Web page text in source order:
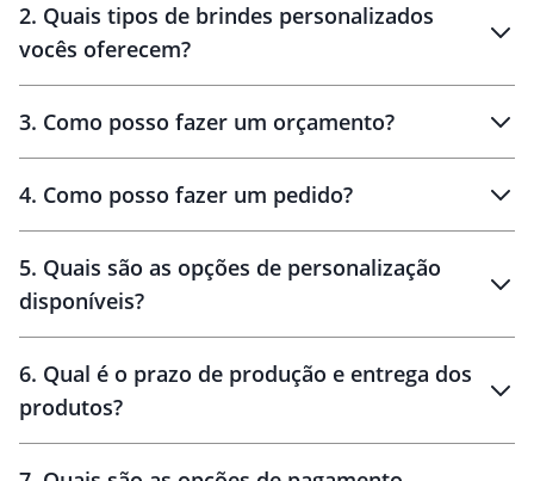
Brindes personalizados
2. Quais tipos de brindes personalizados
vocês oferecem?
personalizados
3. Como posso fazer um orçamento?
brinde
personalização
4. Como posso fazer um pedido?
amostra virtual
5. Quais são as opções de personalização
disponíveis?
6. Qual é o prazo de produção e entrega dos
produtos?